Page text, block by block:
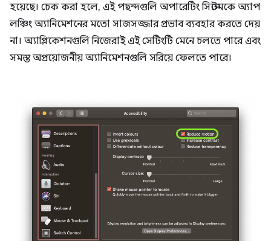
হয়েছে। চেক করা হলে, এই পছন্দগুলি অপারেটিং সিস্টেমকে অ্যাপ
লঞ্চিং অ্যানিমেশনের মতো সাজসজ্জার প্রভাব ব্যবহার করতে দেয়
না। অ্যাপ্লিকেশনগুলি নিজেরাই এই সেটিংটি মেনে চলতে পারে এবং
সমস্ত অপ্রয়োজনীয় অ্যানিমেশনগুলি সরিয়ে ফেলতে পারে।